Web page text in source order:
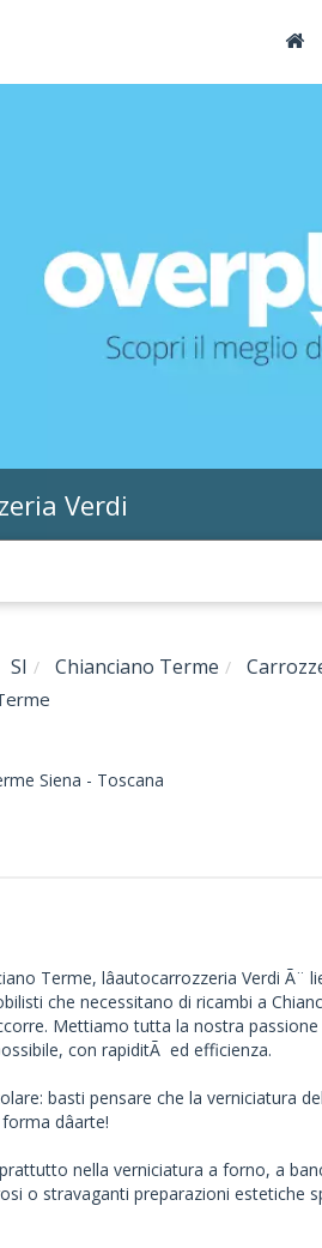
Verdi
SI Chianciano Terme
Siena - Toscana
Terme, lâautocarrozzeria Verdi Ã¨
che necessitano di ricambi a
Mettiamo tutta la nostra
con rapiditÃ ed efficienza.
basti pensare che la verniciatura
dâarte!
nella verniciatura a forno, a
o stravaganti preparazioni estetiche